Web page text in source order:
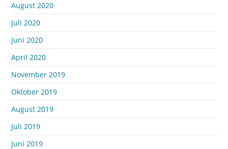
August 2020
Juli 2020
Juni 2020
April 2020
November 2019
Oktober 2019
August 2019
Juli 2019
Juni 2019